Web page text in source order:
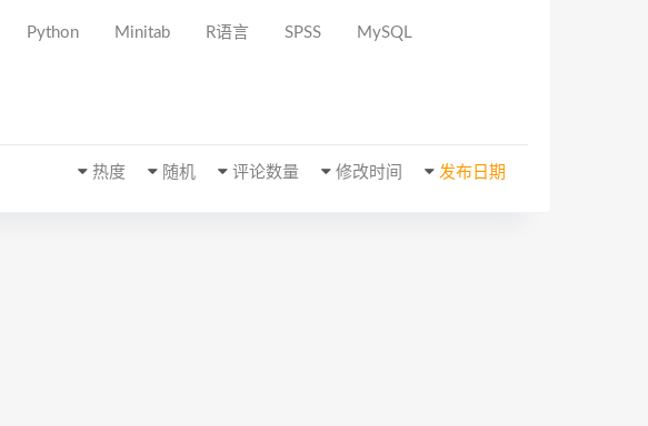
Python Minitab R语言 SPSS MySQL
发布日期
修改时间
评论数量
随机
热度